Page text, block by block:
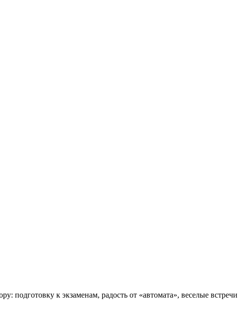
к экзаменам, радость от «автомата», веселые встречи